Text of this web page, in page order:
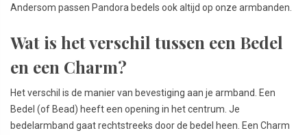
Andersom passen Pandora bedels ook altijd op onze armbanden.
Wat is het verschil tussen een Bedel
en een Charm?
Het verschil is de manier van bevestiging aan je armband. Een
Bedel (of Bead) heeft een opening in het centrum. Je
bedelarmband gaat rechtstreeks door de bedel heen. Een Charm